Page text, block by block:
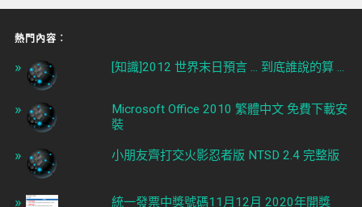
熱門內容︰
[知識]2012 世界末日預言 ... 到底誰說的算 ...
Microsoft Office 2010 繁體中文 免費下載安
裝
小朋友齊打交火影忍者版 NTSD 2.4 完整版
統一發票中獎號碼11月12月 2020年開獎